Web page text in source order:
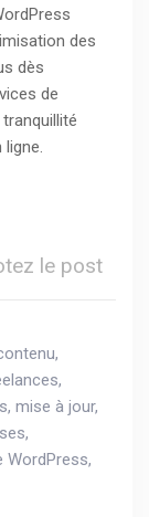
des
dès
de
le post
,
,
, mise à jour,
,
WordPress,